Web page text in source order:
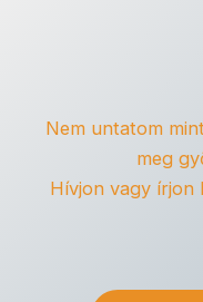
Nem untatom
meg
Hívjon vagy írjon